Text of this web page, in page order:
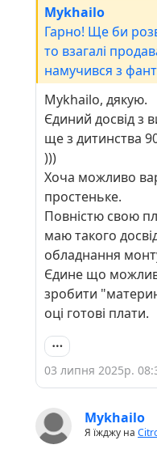
Mykhailo
Гарно! Ще би
то взагалі
намучився з
кабельний
більше дротів і
Mykhailo, дякую.
Єдиний досвід з
ще з дитинства
)))
Хоча можливо
простеньке.
Повністю свою
маю такого
обладнання
Єдине що
зробити
оці готові плати.
03 липня 2025р.
Mykhailo
Я їжджу на